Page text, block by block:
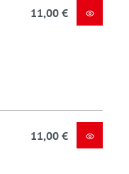
11,00 €
11,00 €